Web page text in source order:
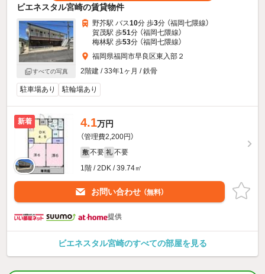
ビエネスタル宮崎の賃貸物件
すべての写真
野芥駅 バス10分 歩3分 （福岡七隈線）
賀茂駅 歩51分 （福岡七隈線）
梅林駅 歩53分 （福岡七隈線）
福岡県福岡市早良区東入部２
2階建 / 33年1ヶ月 / 鉄骨
駐車場あり 駐輪場あり
新着 4.1万円
（管理費2,200円）
敷 不要 礼 不要
1階 / 2DK / 39.74㎡
お問い合わせ （無料）
提供
ビエネスタル宮崎のすべての部屋を見る